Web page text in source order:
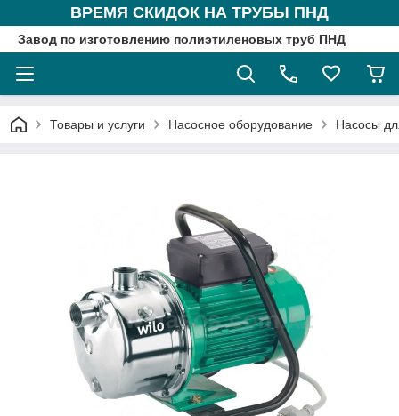
ВРЕМЯ СКИДОК НА ТРУБЫ ПНД
Завод по изготовлению полиэтиленовых труб ПНД
Товары и услуги Насосное оборудование Насосы